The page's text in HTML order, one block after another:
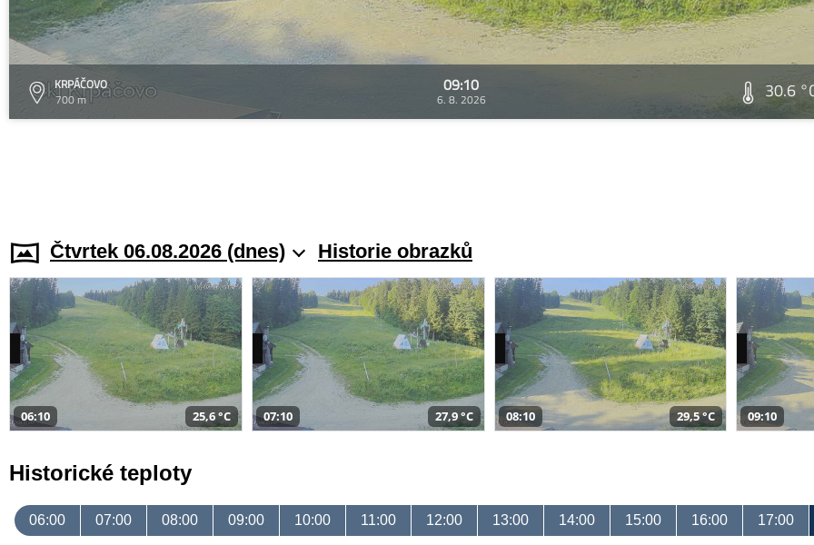
KRPÁČOVO
700 m
09:10
6. 8. 2026 30.6
Čtvrtek 06.08.2026 (dnes) Historie obrazků
06:10 25,6 °C 07:10 27,9 °C 08:10 29,5 °C 09:10
Historické teploty
06:00 07:00 08:00 09:00 10:00 11:00 12:00 13:00 14:00 15:00 16:00 17:00